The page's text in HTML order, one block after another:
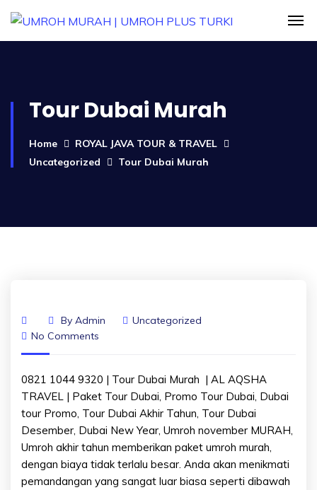
Tour Dubai Murah
Home
ROYAL JAVA TOUR & TRAVEL
Uncategorized
Tour Dubai Murah
By Admin
Uncategorized
No Comments
0821 1044 9320 | Tour Dubai Murah | AL AQSHA
TRAVEL | Paket Tour Dubai, Promo Tour Dubai, Dubai
tour Promo, Tour Dubai Akhir Tahun, Tour Dubai
Desember, Dubai New Year, Umroh november MURAH,
Umroh akhir tahun memberikan paket umroh murah,
dengan biaya tidak terlalu besar. Anda akan menikmati
pemandangan yang sangat luar biasa seperti dibawah